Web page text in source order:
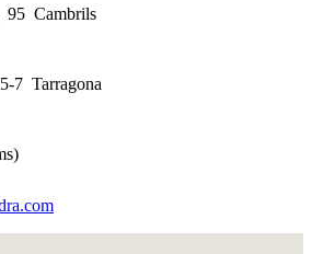
95 Cambrils
7 Tarragona